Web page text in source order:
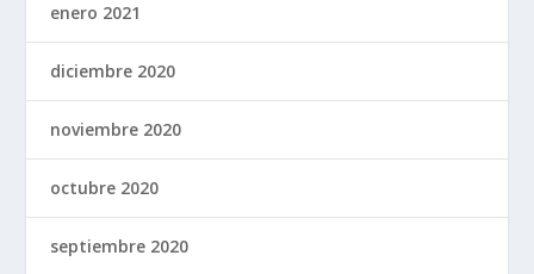
enero 2021
diciembre 2020
noviembre 2020
octubre 2020
septiembre 2020